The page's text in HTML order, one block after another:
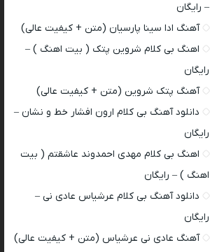
– رایگان
آهنگ ادا سینا پارسیان (متن + کیفیت عالی)
اهنگ بی کلام شروین پتک ( بیت اهنگ ) –
رایگان
آهنگ پتک شروین (متن + کیفیت عالی)
دانلود آهنگ بی کلام ارون افشار خط و نشان –
رایگان
اهنگ بی کلام مهدی احمدوند عاشقتم ( بیت
اهنگ ) – رایگان
دانلود آهنگ بی کلام عرشیاس عادی نی –
رایگان
آهنگ عادی نی عرشیاس (متن + کیفیت عالی)